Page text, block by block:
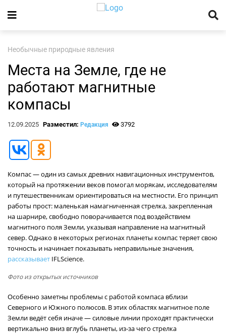
Необычные природные явления
Места на Земле, где не
работают магнитные
компасы
12.09.2025 Разместил: Редакция 3792
Компас — один из самых древних навигационных инструментов,
который на протяжении веков помогал морякам, исследователям
и путешественникам ориентироваться на местности. Его принцип
работы прост: маленькая намагниченная стрелка, закрепленная
на шарнире, свободно поворачивается под воздействием
магнитного поля Земли, указывая направление на магнитный
север. Однако в некоторых регионах планеты компас теряет свою
точность и начинает показывать неправильные значения,
рассказывает IFLScience.
Фото из открытых источников
Особенно заметны проблемы с работой компаса вблизи
Северного и Южного полюсов. В этих областях магнитное поле
Земли ведёт себя иначе — силовые линии проходят практически
вертикально вниз вглубь планеты, из-за чего стрелка